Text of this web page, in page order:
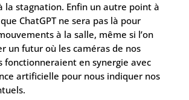
la stagnation. Enfin un autre point à
ChatGPT ne sera pas là pour
à la salle, même si l’on
un futur où les caméras de nos
fonctionneraient en synergie avec
artificielle pour nous indiquer nos